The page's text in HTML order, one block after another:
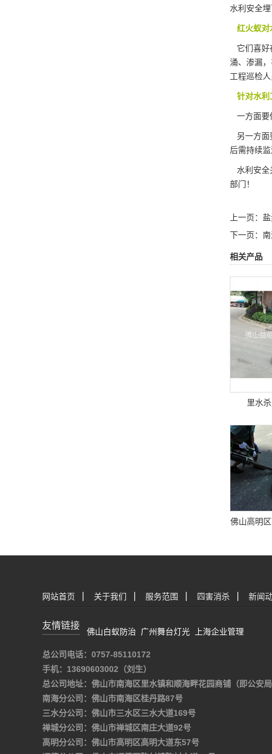
水利安全埋
红火蚁对
它们喜好
涌、渗漏
工程巡检
针对水利
一方面要
另一方面
后需持续
水利安全
部门！
上一页：
下一页：
相关产品
里水
佛山高明
网站首页 关于我们 服务范围 四害消杀 新闻
友情链接
佛山白蚁防治 广州舞台灯光 上海企业管理
总公司电话：0757-85110172
手机：13690603002（刘生）
总公司地址：佛山市南海区里水镇和顺海畔花园商铺（即公安局
南海分公司：佛山市南海区桂丹路87号
三水分公司：佛山市三水区三水大道169号
禅城分公司：佛山市禅城区南庄大道92号
高明分公司：佛山市高明区高明大道东57号